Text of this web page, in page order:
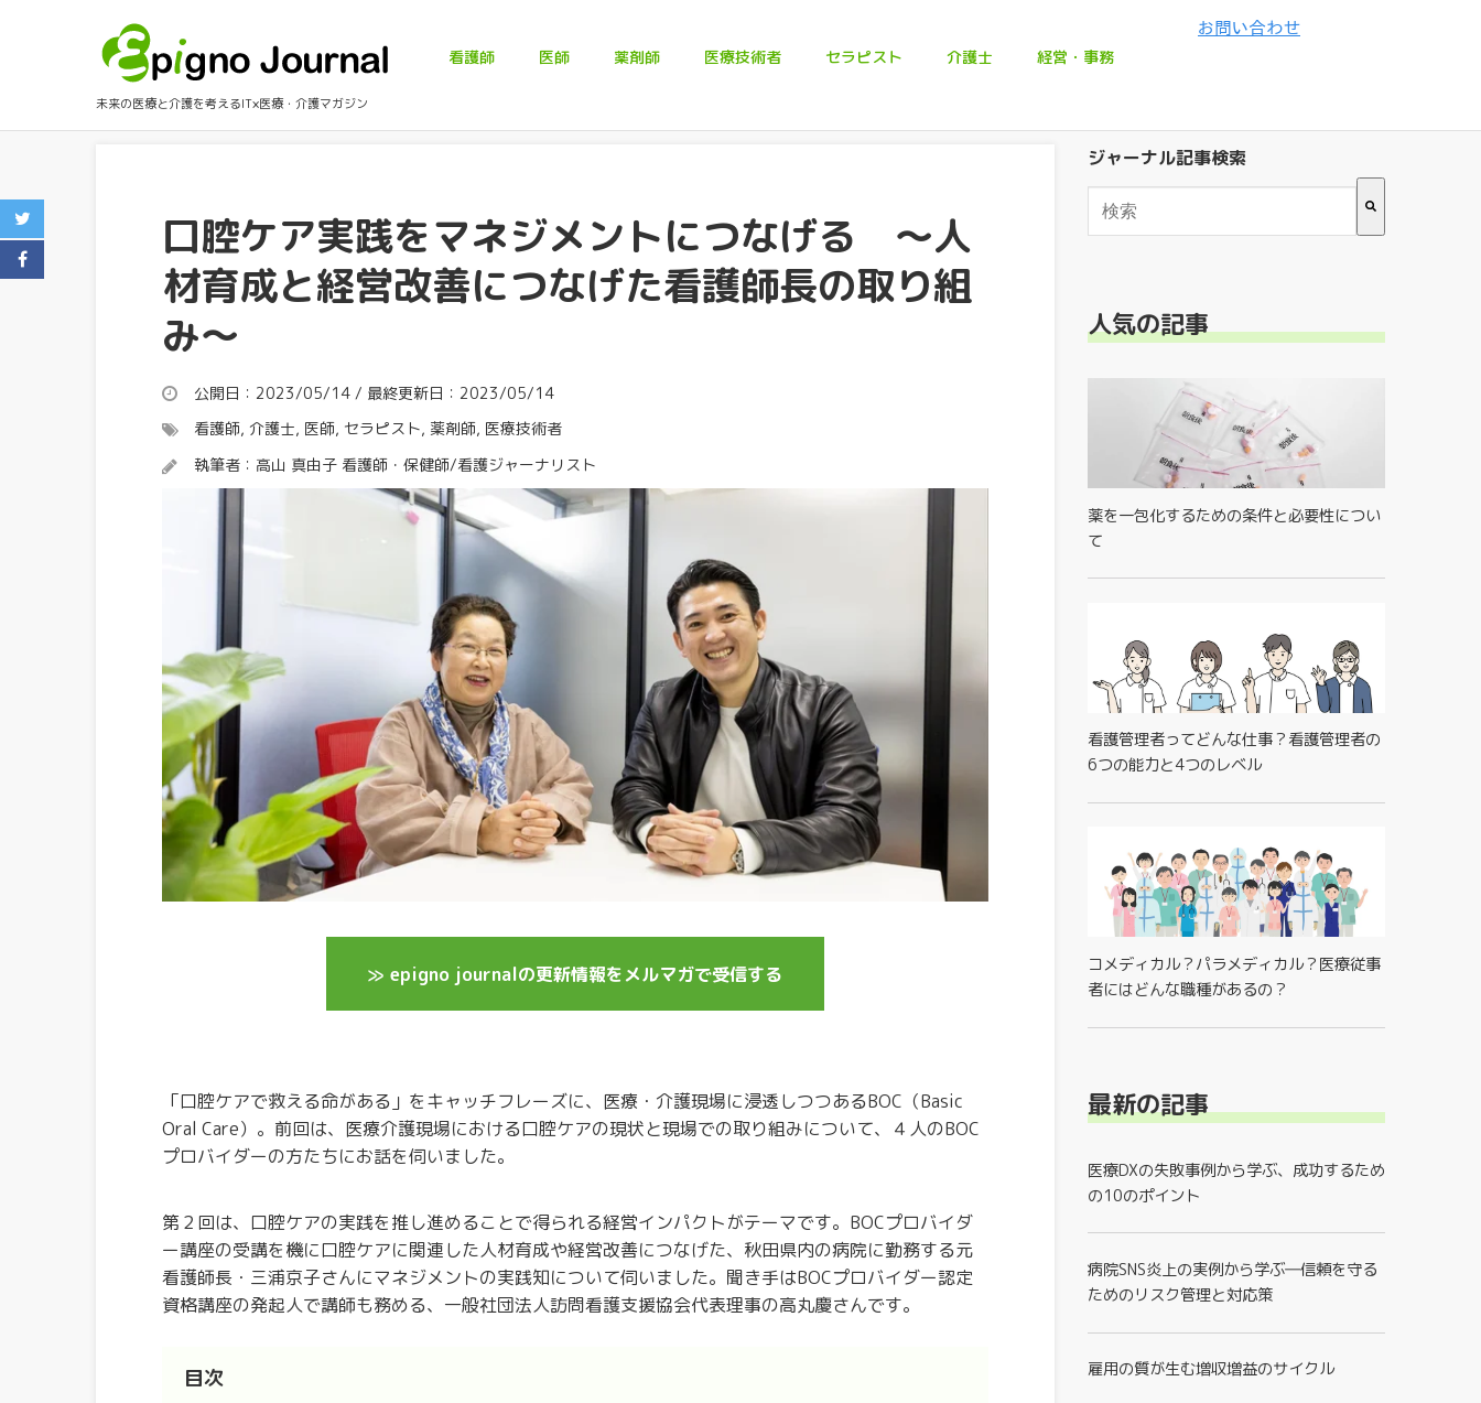
未来の医療と介護を考えるIT×医療・介護マガジン
看護師 医師 薬剤師 医療技術者 セラピスト 介護士 経営・事務
口腔ケア実践をマネジメントにつなげる ～人
材育成と経営改善につなげた看護師長の取り組
み～
公開日：2023/05/14 / 最終更新日：2023/05/14
看護師, 介護士, 医師, セラピスト, 薬剤師, 医療技術者
執筆者： 高山 真由子 看護師・保健師/看護ジャーナリスト
≫ epigno journalの更新情報をメルマガで受信する
「口腔ケアで救える命がある」をキャッチフレーズに、医療・介護現場に浸透しつつあるBOC（Basic
Oral Care）。前回は、医療介護現場における口腔ケアの現状と現場での取り組みについて、４人のBOC
プロバイダーの方たちにお話を伺いました。
第２回は、口腔ケアの実践を推し進めることで得られる経営インパクトがテーマです。BOCプロバイダ
ー講座の受講を機に口腔ケアに関連した人材育成や経営改善につなげた、秋田県内の病院に勤務する元
看護師長・三浦京子さんにマネジメントの実践知について伺いました。聞き手はBOCプロバイダー認定
資格講座の発起人で講師も務める、一般社団法人訪問看護支援協会代表理事の高丸慶さんです。
目次
ジャーナル記事検索
人気の記事
薬を一包化するための条件と必要性につい
て
看護管理者ってどんな仕事？看護管理者の
6つの能力と4つのレベル
コメディカル？パラメディカル？医療従事
者にはどんな職種があるの？
最新の記事
医療DXの失敗事例から学ぶ、成功するため
の10のポイント
病院SNS炎上の実例から学ぶ―信頼を守る
ためのリスク管理と対応策
雇用の質が生む増収増益のサイクル